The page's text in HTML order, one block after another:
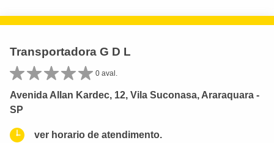
Transportadora G D L
0 aval.
Avenida Allan Kardec, 12, Vila Suconasa, Araraquara -
SP
ver horario de atendimento.